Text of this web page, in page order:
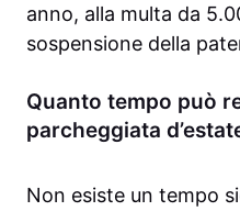
anno, alla multa da
sospensione della
Quanto tempo può
parcheggiata
Non esiste un tempo